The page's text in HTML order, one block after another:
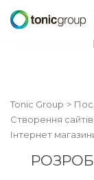
Tonic Group
Створення
Інтернет